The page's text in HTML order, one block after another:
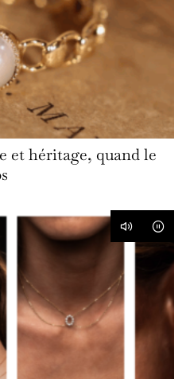
et héritage, quand le